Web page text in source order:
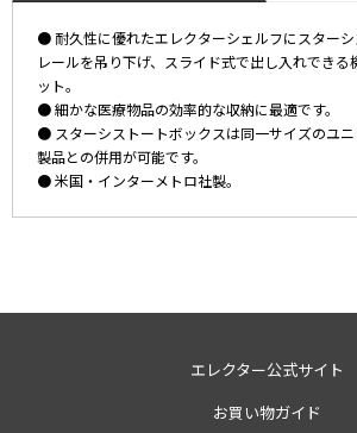
● 耐久性に優れたエレクターシェルフにスター
レールを吊り下げ、スライド式で出し入れできる
ット。
● 細かな医療物品の効率的な収納に最適です。
● スターシストートボックスは同一サイズのユ
製品との併用が可能です。
● 米国・インターメトロ社製。
エレクター公式サイト
お買い物ガイド